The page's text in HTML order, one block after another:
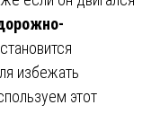
избежать
этот